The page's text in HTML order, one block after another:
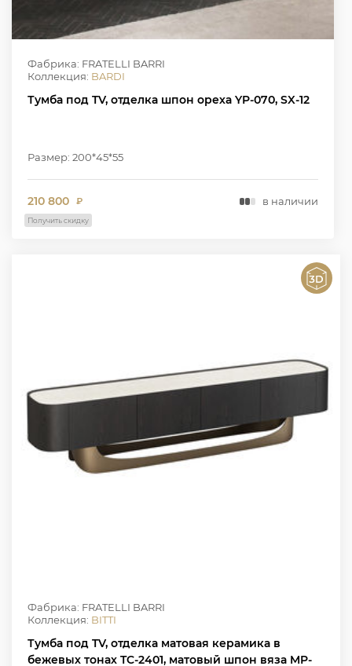
Фабрика: FRATELLI BARRI
Коллекция: BARDI
Тумба под TV, отделка шпон ореха YP-070, SX-12
Размер: 200*45*55
210 800 ₽ в наличии
Получить скидку
Фабрика: FRATELLI BARRI
Коллекция: BITTI
Тумба под TV, отделка матовая керамика в
бежевых тонах TC-2401, матовый шпон вяза MP-